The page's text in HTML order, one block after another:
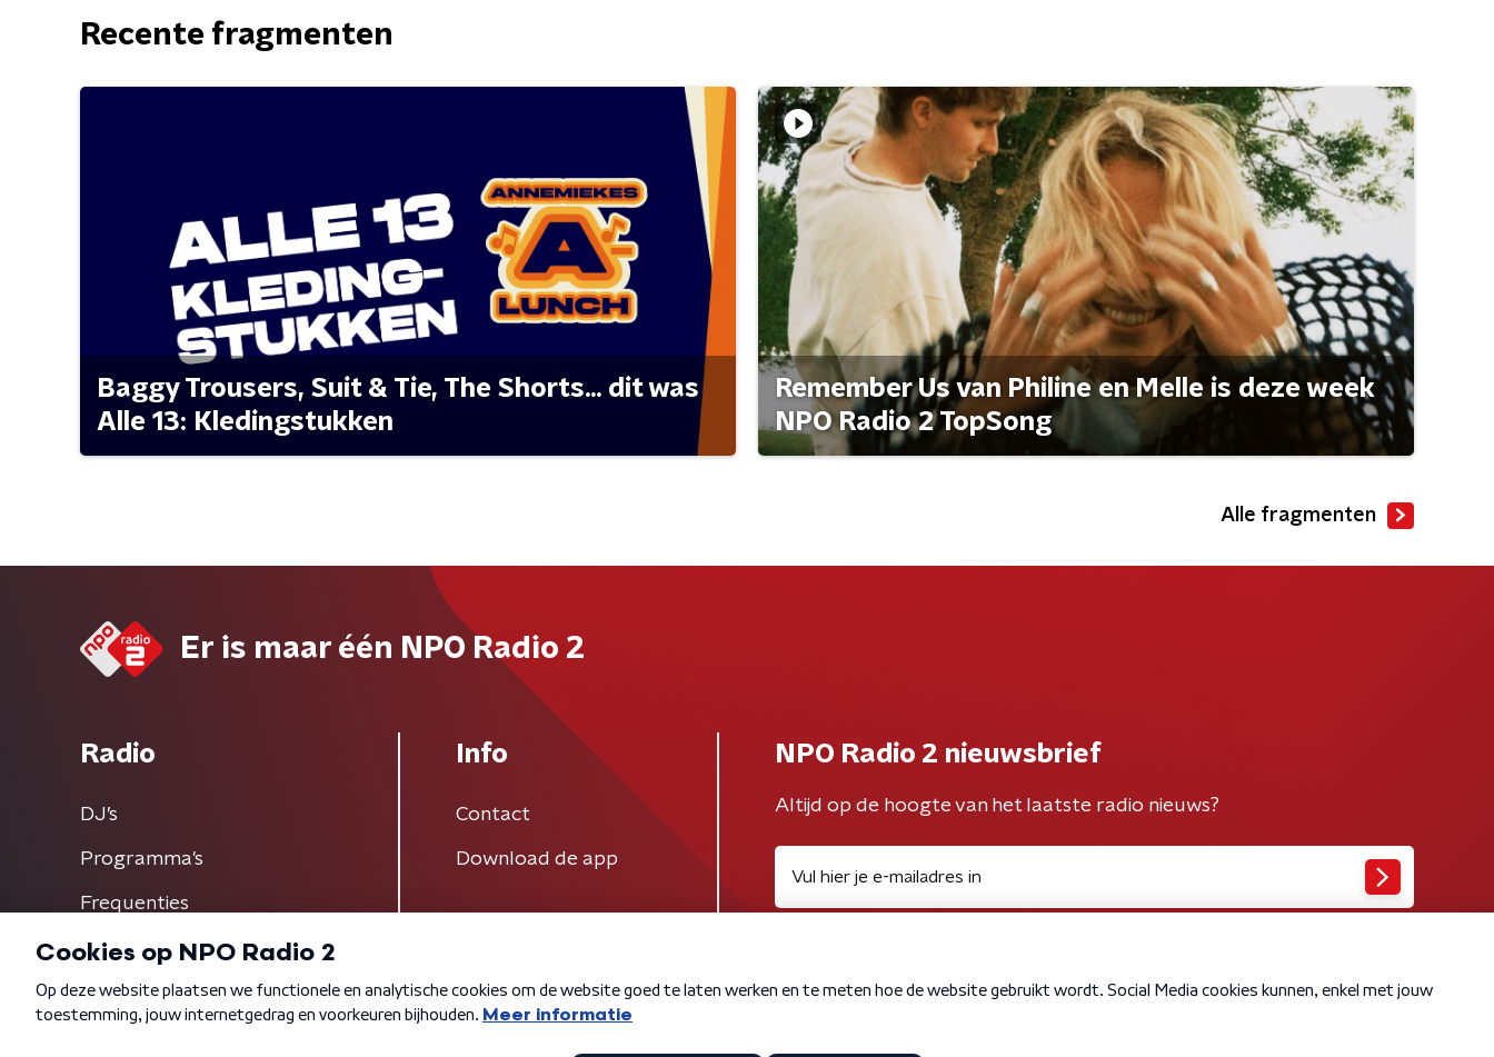
Recente fragmenten
Baggy Trousers, Suit & Tie, The Shorts... dit was
Alle 13: Kledingstukken
Remember Us van Philine en Melle is deze week
NPO Radio 2 TopSong
Alle fragmenten
Er is maar één NPO Radio 2
Radio
DJ’s
Programma's
Frequenties
Info
Contact
Download de app
NPO Radio 2 nieuwsbrief
Altijd op de hoogte van het laatste radio nieuws?
Algemene voorwaarden Privacybeleid